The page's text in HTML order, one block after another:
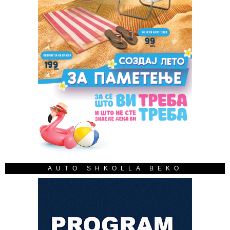
AUTO SHKOLLA BEKO